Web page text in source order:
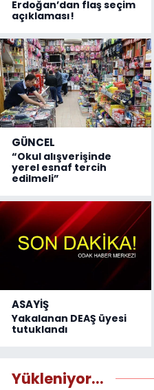
Erdoğan’dan flaş seçim
açıklaması!
GÜNCEL
“Okul alışverişinde
yerel esnaf tercih
edilmeli”
ASAYİŞ
Yakalanan DEAŞ üyesi
tutuklandı
Yükleniyor...